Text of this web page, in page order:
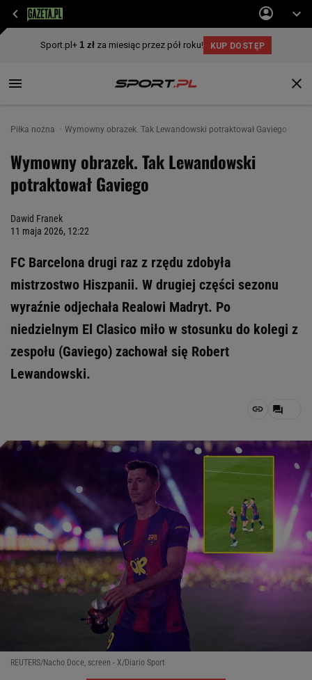
Piłka nożna Wymowny obrazek. Tak Lewandowski potraktował Gaviego
Wymowny obrazek. Tak Lewandowski
potraktował Gaviego
Dawid Franek
11 maja 2026, 12:22
FC Barcelona drugi raz z rzędu zdobyła
mistrzostwo Hiszpanii. W drugiej części sezonu
wyraźnie odjechała Realowi Madryt. Po
niedzielnym El Clasico miło w stosunku do kolegi z
zespołu (Gaviego) zachował się Robert
Lewandowski.
REUTERS/Nacho Doce, screen - X/Diario Sport